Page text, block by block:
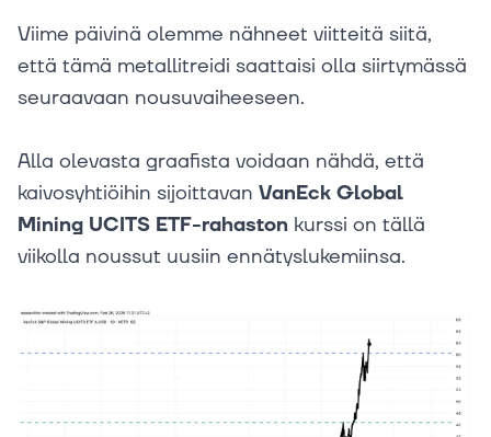
Viime päivinä olemme nähneet viitteitä siitä,
että tämä metallitreidi saattaisi olla siirtymässä
seuraavaan nousuvaiheeseen.
Alla olevasta graafista voidaan nähdä, että
kaivosyhtiöihin sijoittavan VanEck Global
Mining UCITS ETF-rahaston kurssi on tällä
viikolla noussut uusiin ennätyslukemiinsa.